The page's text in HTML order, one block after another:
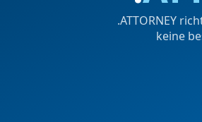
.ATTORNEY
keine